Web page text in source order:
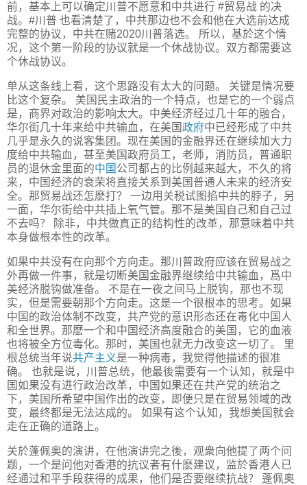
前，基本上可以确定川普不愿意和中共进行 #贸易战 的决
战。#川普 也看清楚了，中共那边也不会和他在大选前达成
完整的协议，中共在赌2020川普落选。 所以，基於这个情
况，这个第一阶段的协议就是一个休战协议。双方都需要这
个休战协议。
单从这条线上看，这个思路没有太大的问题。 关键是情况要
比这个复杂。 美国民主政治的一个特点，也是它的一个弱点
是，商界对政治的影响太大。中美经济经过几十年的融合，
华尔街几十年来给中共输血，在美国政府中已经形成了中共
几乎是永久的说客集团。现在美国的金融界还在继续加大力
度给中共输血，甚至美国政府员工，老师，消防员，普通职
员的退休金里面的中国 公司都占的比例越来越大，不久的将
来，中国经济的衰荣将直接关系到美国普通人未来的经济安
全。那贸易战还怎麽打？ 一边用关税试图掐中共的脖子，另
一面，华尔街给中共插上氧气管。那不是美国自己和自己过
不去吗？ 除非，中共做真正的结构性的改革，那意味着中共
本身做根本性的改革。
如果中共没有在向那个方向走。那川普政府应该在贸易战之
外再做一件事，就是切断美国金融界继续给中共输血，爲中
美经济脱钩做准备。 不是在一夜之间马上脱钩，那也不现
实，但是需要朝那个方向走。这是一个很根本的思考。如果
中国的政治体制不改变，共产党的意识形态还在毒化中国人
和全世界。那麽一个和中国经济高度融合的美国，它的血液
也将被全方位毒化。那时，美国也就无力改变这一切了。 里
根总统当年说共产主义是一种病毒，我觉得他描述的很准
确。 也就是说，川普总统，他最後需要有一个认知，就是中
国如果没有进行政治改革，中国如果还在共产党的统治之
下，美国所希望中国作出的改变，即便只是在贸易领域的改
变，最终都是无法达成的。 如果有这个认知，我想美国就会
走在正确的道路上。
关於蓬佩奥的演讲，在他演讲完之後，观衆向他提了两个问
题，一个是问他对香港的抗议者有什麽建议，监於香港人已
经通过和平手段获得的成果，他们是否要继续抗战？ 蓬佩奥